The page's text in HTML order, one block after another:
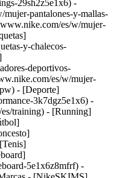
29sh2z5e1x6) -
pantalones-y-mallas-
es/w/mujer-
y-chalecos-
deportivos-
es/w/mujer-
- [Deporte]
3k7dgz5e1x6) -
training) - [Running]
5e1x6z8mfrf) -